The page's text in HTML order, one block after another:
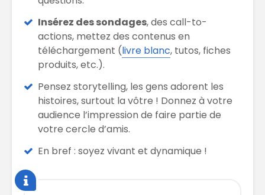
Insérez des sondages, des call-to-
actions, mettez des contenus en
téléchargement (livre blanc, tutos, fiches
produits, etc.).
Pensez storytelling, les gens adorent les
histoires, surtout la vôtre ! Donnez à votre
audience l’impression de faire partie de
votre cercle d’amis.
En bref : soyez vivant et dynamique !